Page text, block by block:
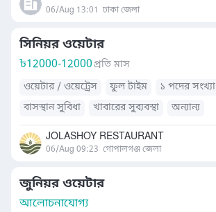
06/Aug 13:01 ঢাকা জেলা
সিনিয়র ওয়েটার
৳12000-12000প্রতি মাস
ওয়েটার / ওয়েট্রেস
ফুল টাইম
১ পদের সংখ্যা
বাসস্থান সুবিধা
খাবারের সুব্যবস্থা অন্যান্য
JOLASHOY RESTAURANT
06/Aug 09:23 গোপালগঞ্জ জেলা
জুনিয়র ওয়েটার
আলোচনাযোগ্য